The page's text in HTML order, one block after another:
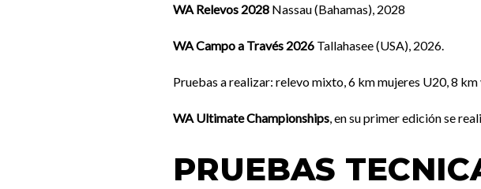
WA Relevos 2028 Nassau (Bahamas), 2028
WA Campo a Través 2026 Tallahasee (USA), 2026.
Pruebas a realizar: relevo mixto, 6 km mujeres U20, 8
WA Ultimate Championships, en su primer edición se
PRUEBAS